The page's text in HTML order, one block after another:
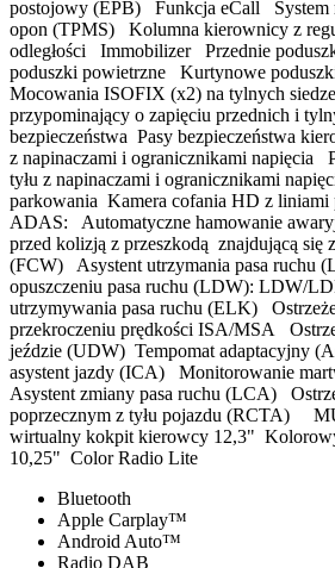
postojowy (EPB) Funkcja eCall System
opon (TPMS) Kolumna kierownicy z
odległości Immobilizer Przednie
poduszki powietrzne Kurtynowe
Mocowania ISOFIX (x2) na tylnych
przypominający o zapięciu przednich i
bezpieczeństwa Pasy bezpieczeństwa
z napinaczami i ogranicznikami napięcia
tyłu z napinaczami i ogranicznikami
parkowania Kamera cofania HD z
ADAS: Automatyczne hamowanie
przed kolizją z przeszkodą znajdującą się
(FCW) Asystent utrzymania pasa ruchu
opuszczeniu pasa ruchu (LDW): LDW/
utrzymywania pasa ruchu (ELK)
przekroczeniu prędkości ISA/MSA
jeździe (UDW) Tempomat adaptacyjny
asystent jazdy (ICA) Monitorowanie
Asystent zmiany pasa ruchu (LCA)
poprzecznym z tyłu pojazdu (RCTA)
wirtualny kokpit kierowcy 12,3"
10,25" Color Radio Lite
Bluetooth
Apple Carplay™
Android Auto™
Radio DAB